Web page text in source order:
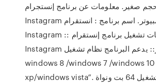
صغير. معلومات عن برنامج إنستجرام
Instagram للكمبيوتر. اسم برنامج : انستقرام –
Instagram :: متطلبات تشغيل برنامج إنستقرام
Instagram للكمبيوتر:: يدعم البرنامج نظام تشغيل”
windows 8 /windows 7 /windows
xp/windows vista”. يدعم نواة تشغيل 64 بت ونواة